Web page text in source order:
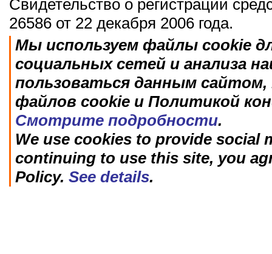
Свидетельство о регистрации
26586 от 22 декабря 2006 года.
Мы используем файлы cookie
социальных сетей и анализа
пользоваться данным
файлов cookie и Политикой
Смотрите подробности.
We use cookies to provide social
continuing to use this site, you
Policy. See details.